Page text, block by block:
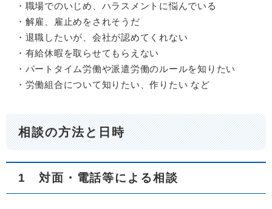
・職場でのいじめ、ハラスメントに悩んでいる
・解雇、雇止めをされそうだ
・退職したいが、会社が認めてくれない
・有給休暇を取らせてもらえない
・パートタイム労働や派遣労働のルールを知りたい
・労働組合について知りたい、作りたい など
相談の方法と日時
1 対面・電話等による相談